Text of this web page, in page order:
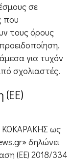
σε
που
τους όρους
για τυχόν
σχολιαστές.
ΚΟΚΑΡΑΚΗΣ ως
δηλώνει
(ΕΕ) 2018/334